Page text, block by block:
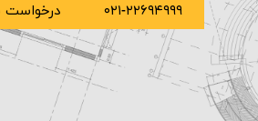
۰۲۱-۲۲۶۹۴۹۹۹ درخواست